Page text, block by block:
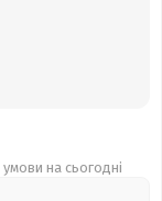
на сьогодні